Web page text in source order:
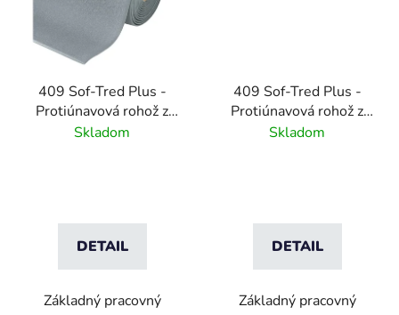
409 Sof-Tred Plus -
Protiúnavová rohož z
mikrobunkového vinylu
Skladom
DETAIL
Základný pracovný
409 Sof-Tred Plus -
Protiúnavová rohož z
mikrobunkového vinylu
Skladom
DETAIL
Základný pracovný